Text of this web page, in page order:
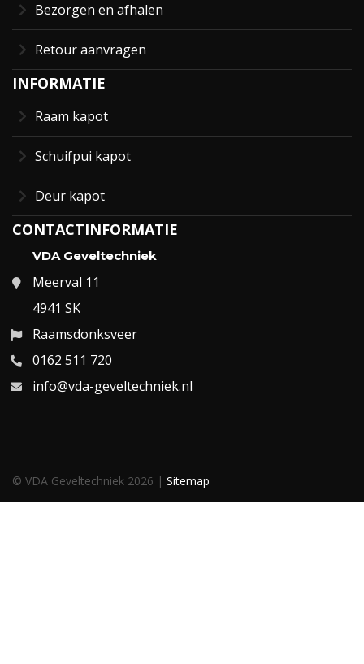
Bezorgen en afhalen
Retour aanvragen
INFORMATIE
Raam kapot
Schuifpui kapot
Deur kapot
CONTACTINFORMATIE
VDA Geveltechniek
Meerval 11
4941 SK
Raamsdonksveer
0162 511 720
info@vda-geveltechniek.nl
© VDA Geveltechniek 2026 | Sitemap